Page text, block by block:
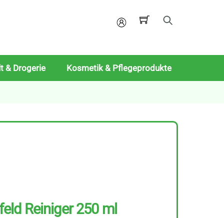
Mein
& Drogerie Kosmetik & Pflegeprodukte
Reiniger 250 ml